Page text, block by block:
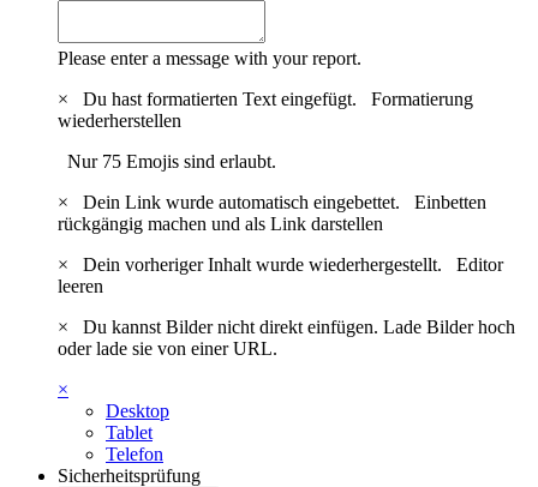
Please enter a message with your report.
×
Du hast formatierten Text eingefügt. Formatierung
wiederherstellen
Nur 75 Emojis sind erlaubt.
×
Dein Link wurde automatisch eingebettet. Einbetten
rückgängig machen und als Link darstellen
×
Dein vorheriger Inhalt wurde wiederhergestellt. Editor
leeren
×
Du kannst Bilder nicht direkt einfügen. Lade Bilder hoch
oder lade sie von einer URL.
×
Desktop
Tablet
Telefon
Sicherheitsprüfung